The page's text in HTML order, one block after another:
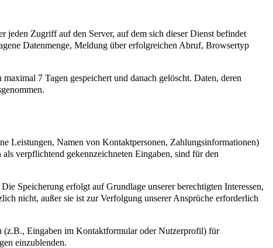
jeden Zugriff auf den Server, auf dem sich dieser Dienst befindet
Datenmenge, Meldung über erfolgreichen Abruf, Browsertyp
7 Tagen gespeichert und danach gelöscht. Daten, deren
Leistungen, Namen von Kontaktpersonen, Zahlungsinformationen)
verpflichtend gekennzeichneten Eingaben, sind für den
Speicherung erfolgt auf Grundlage unserer berechtigten Interessen,
nicht, außer sie ist zur Verfolgung unserer Ansprüche erforderlich
(z.B., Eingaben im Kontaktformular oder Nutzerprofil) für
einzublenden.